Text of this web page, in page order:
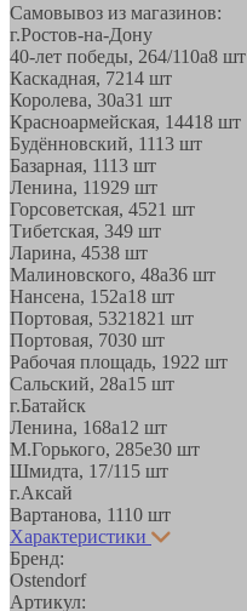
Самовывоз из магазинов:
г.Ростов-на-Дону
40-лет победы, 264/110а8 шт
Каскадная, 7214 шт
Королева, 30а31 шт
Красноармейская, 14418 шт
Будённовский, 1113 шт
Базарная, 1113 шт
Ленина, 11929 шт
Горсоветская, 4521 шт
Тибетская, 349 шт
Ларина, 4538 шт
Малиновского, 48а36 шт
Нансена, 152а18 шт
Портовая, 5321821 шт
Портовая, 7030 шт
Рабочая площадь, 1922 шт
Сальский, 28a15 шт
г.Батайск
Ленина, 168а12 шт
М.Горького, 285е30 шт
Шмидта, 17/115 шт
г.Аксай
Вартанова, 1110 шт
Характеристики
Бренд:
Ostendorf
Артикул: